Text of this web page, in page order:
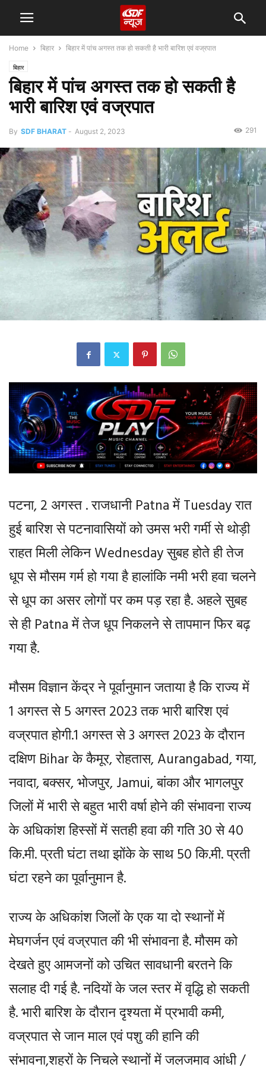
Home बिहार बिहार में पांच अगस्त तक हो सकती है भारी बारिश एवं वज्रपात
बिहार
बिहार में पांच अगस्त तक हो सकती है
भारी बारिश एवं वज्रपात
By SDF BHARAT - August 2, 2023 291
पटना, 2 अगस्त . राजधानी Patna में Tuesday रात
हुई बारिश से पटनावासियों को उमस भरी गर्मी से थोड़ी
राहत मिली लेकिन Wednesday सुबह होते ही तेज
धूप से मौसम गर्म हो गया है हालांकि नमी भरी हवा चलने
से धूप का असर लोगों पर कम पड़ रहा है. अहले सुबह
से ही Patna में तेज धूप निकलने से तापमान फिर बढ़
गया है.
मौसम विज्ञान केंद्र ने पूर्वानुमान जताया है कि राज्य में
1 अगस्त से 5 अगस्त 2023 तक भारी बारिश एवं
वज्रपात होगी.1 अगस्त से 3 अगस्त 2023 के दौरान
दक्षिण Bihar के कैमूर, रोहतास, Aurangabad, गया,
नवादा, बक्सर, भोजपुर, Jamui, बांका और भागलपुर
जिलों में भारी से बहुत भारी वर्षा होने की संभावना राज्य
के अधिकांश हिस्सों में सतही हवा की गति 30 से 40
कि.मी. प्रती घंटा तथा झोंके के साथ 50 कि.मी. प्रती
घंटा रहने का पूर्वानुमान है.
राज्य के अधिकांश जिलों के एक या दो स्थानों में
मेघगर्जन एवं वज्रपात की भी संभावना है. मौसम को
देखते हुए आमजनों को उचित सावधानी बरतने कि
सलाह दी गई है. नदियों के जल स्तर में वृद्धि हो सकती
है. भारी बारिश के दौरान दृश्यता में प्रभावी कमी,
वज्रपात से जान माल एवं पशु की हानि की